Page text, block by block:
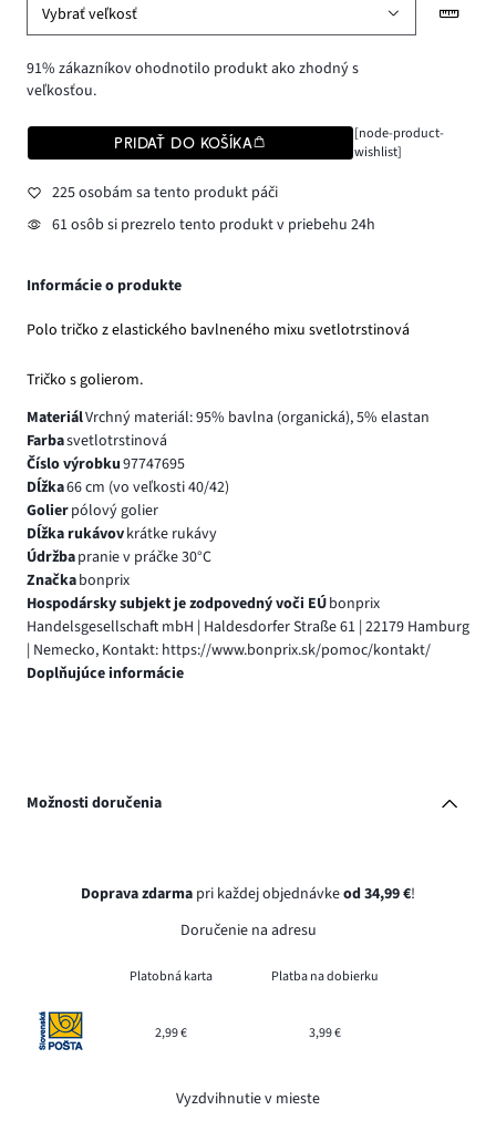
Vybrať veľkosť
91% zákazníkov ohodnotilo produkt ako zhodný s
veľkosťou.
PRIDAŤ DO KOŠÍKA
[node-product-
wishlist]
225 osobám sa tento produkt páči
61 osôb si prezrelo tento produkt v priebehu 24h
Informácie o produkte
Polo tričko z elastického bavlneného mixu svetlotrstinová
Tričko s golierom.
MateriálVrchný materiál: 95% bavlna (organická), 5% elastan
Farbasvetlotrstinová
Číslo výrobku97747695
Dĺžka66 cm (vo veľkosti 40/42)
Golierpólový golier
Dĺžka rukávovkrátke rukávy
Údržbapranie v práčke 30°C
Značkabonprix
Hospodársky subjekt je zodpovedný voči EÚbonprix
Handelsgesellschaft mbH | Haldesdorfer Straße 61 | 22179 Hamburg
| Nemecko, Kontakt: https://www.bonprix.sk/pomoc/kontakt/
Doplňujúce informácie
Možnosti doručenia
Doprava zdarma pri každej objednávkeod 34,99 €!
Doručenie na adresu
Platobná karta Platba na dobierku
2,99 € 3,99 €
Vyzdvihnutie v mieste